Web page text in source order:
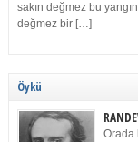
sakın değmez bu
değmez bir […]
Öykü
Orada